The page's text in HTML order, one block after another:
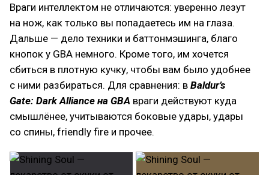
Враги интеллектом не отличаются: уверенно лезут
на нож, как только вы попадаетесь им на глаза.
Дальше — дело техники и баттонмэшинга, благо
кнопок у GBA немного. Кроме того, им хочется
сбиться в плотную кучку, чтобы вам было удобнее
с ними разбираться. Для сравнения: в Baldur’s
Gate: Dark Alliance на GBA враги действуют куда
смышлёнее, учитываются боковые удары, удары
со спины, friendly fire и прочее.